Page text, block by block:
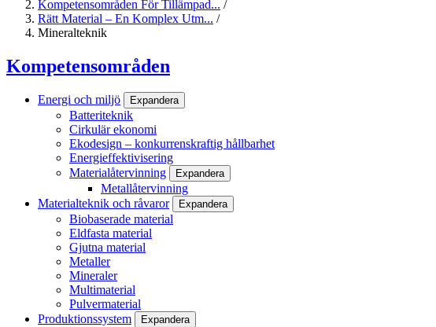
Kompetensområden För Tillämpad... /
Rätt Material – En Komplex Utm... /
Mineralteknik
Kompetensområden
Energi och miljö Expandera
Batteriteknik
Cirkulär ekonomi
Ekodesign – konkurrenskraftig hållbarhet
Energieffektivisering
Materialåtervinning
Expandera
Metallåtervinning
Materialteknik och råvaror
Expandera
Biobaserade material
Eldfasta material
Gjutna material
Metaller
Mineraler
Multimaterial
Pulvermaterial
Produktionssystem
Expandera